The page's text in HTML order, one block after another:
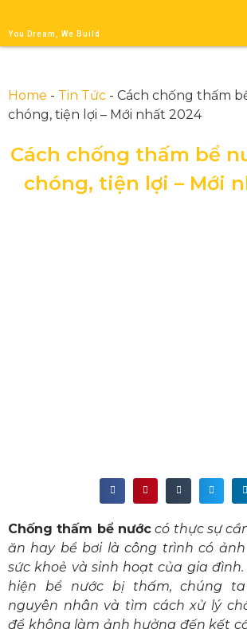
You Dream, We Build
Home - Tin Tức - Cách chống thấm
chóng, tiện lợi – Mới nhất 2024
Cách chống thấm bể
chóng, tiện lợi – Mới
Chống thấm bể nước có thực sự
ăn hay bể bơi là công trình có
sức khoẻ và sinh hoạt của gia
hiện bể nước bị thấm, chúng
nguyên nhân và tìm cách xử lý
để không làm ảnh hưởng đến kết